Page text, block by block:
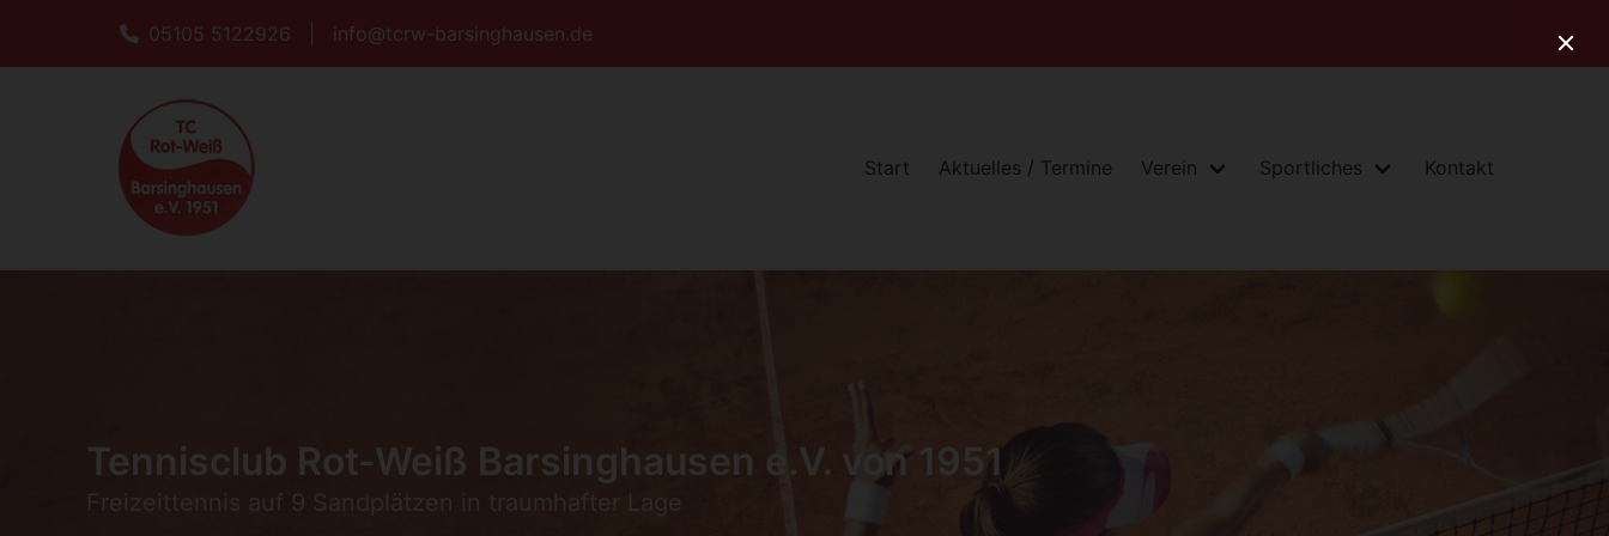
05105 5122926 info@tcrw-barsinghausen.de
Start Aktuelles / Termine Verein Sportliches Kontakt
Tennisclub Rot-Weiß Barsinghausen e.V. von 1951
Freizeittennis auf 9 Sandplätzen in traumhafter Lage